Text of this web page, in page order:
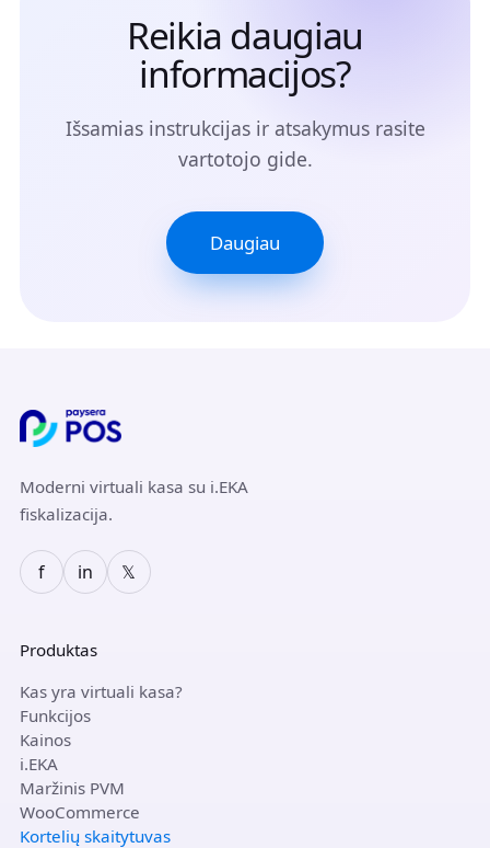
Reikia daugiau
informacijos?
Išsamias instrukcijas ir atsakymus rasite
vartotojo gide.
Daugiau
Moderni virtuali kasa su i.EKA
fiskalizacija.
f in 𝕏
Produktas
Kas yra virtuali kasa?
Funkcijos
Kainos
i.EKA
Maržinis PVM
WooCommerce
Kortelių skaitytuvas